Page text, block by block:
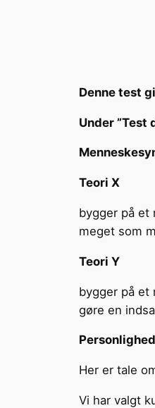
Denne test
Under
Teori X
bygger på et
meget som
Teori Y
bygger på et
gøre en
Personlighed
Her er tale
Vi har valgt